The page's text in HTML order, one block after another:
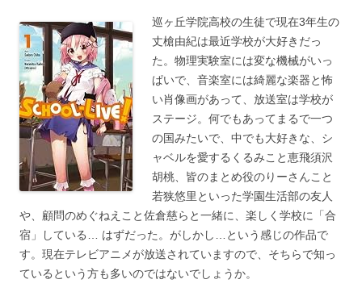
巡ヶ丘学院高校の生徒で現在3年生の
丈槍由紀は最近学校が大好きだっ
た。物理実験室には変な機械がいっ
ぱいで、音楽室には綺麗な楽器と怖
い肖像画があって、放送室は学校が
ステージ。何でもあってまるで一つ
の国みたいで、中でも大好きな、シ
ャベルを愛するくるみこと恵飛須沢
胡桃、皆のまとめ役のりーさんこと
若狭悠里といった学園生活部の友人
や、顧問のめぐねえこと佐倉慈らと一緒に、楽しく学校に「合
宿」している… はずだった。がしかし…という感じの作品で
す。現在テレビアニメが放送されていますので、そちらで知っ
ているという方も多いのではないでしょうか。